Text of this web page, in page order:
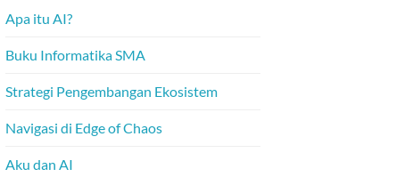
Apa itu AI?
Buku Informatika SMA
Strategi Pengembangan Ekosistem
Navigasi di Edge of Chaos
Aku dan AI